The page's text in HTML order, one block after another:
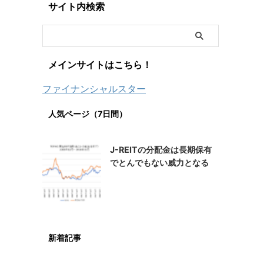
サイト内検索
メインサイトはこちら！
ファイナンシャルスター
人気ページ（7日間）
J-REITの分配金は長期保有
でとんでもない威力となる
新着記事